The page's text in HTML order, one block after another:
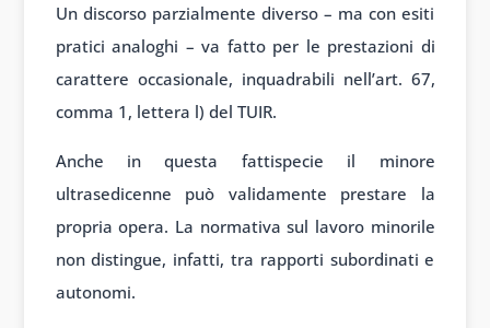
Un discorso parzialmente diverso – ma con esiti
pratici analoghi – va fatto per le prestazioni di
carattere occasionale, inquadrabili nell’art. 67,
comma 1, lettera l) del TUIR.
Anche in questa fattispecie il minore
ultrasedicenne può validamente prestare la
propria opera. La normativa sul lavoro minorile
non distingue, infatti, tra rapporti subordinati e
autonomi.